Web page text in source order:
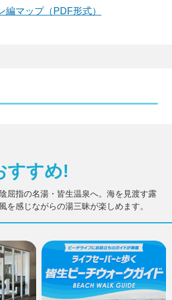
マップ（PDF形式）
すすめ!
屈指の名湯・皆生温泉へ。海を見渡す露
を感じながらの湯三昧が楽しめます。